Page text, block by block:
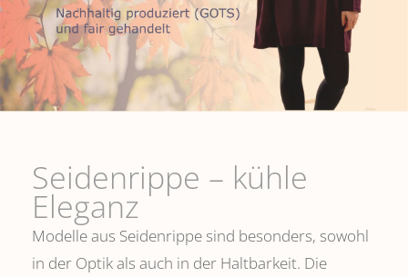
Seidenrippe­ – kühle
Eleganz
Modelle aus Seidenrippe sind besonders, sowohl
in der Optik als auch in der Haltbarkeit. Die